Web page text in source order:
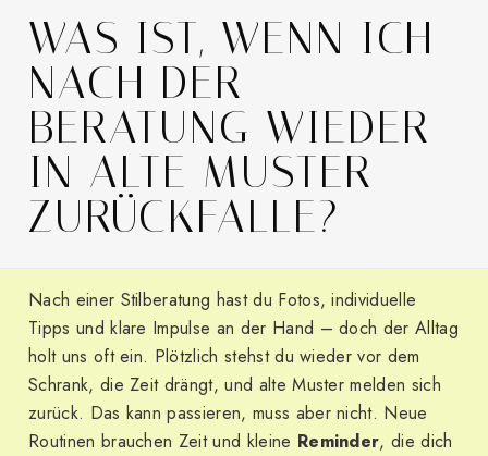
WAS IST, WENN ICH
NACH DER
BERATUNG WIEDER
IN ALTE MUSTER
ZURÜCKFALLE?
Nach einer Stilberatung hast du Fotos, individuelle
Tipps und klare Impulse an der Hand – doch der Alltag
holt uns oft ein. Plötzlich stehst du wieder vor dem
Schrank, die Zeit drängt, und alte Muster melden sich
zurück. Das kann passieren, muss aber nicht. Neue
Routinen brauchen Zeit und kleine Reminder, die dich